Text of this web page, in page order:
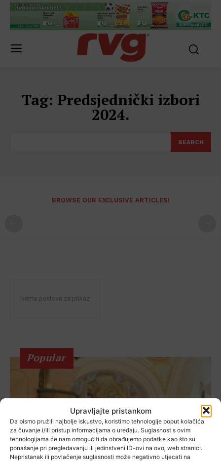
Upravljajte pristankom
Da bismo pružili najbolje iskustvo, koristimo tehnologije poput kolačića
za čuvanje i/ili pristup informacijama o uređaju. Suglasnost s ovim
tehnologijama će nam omogućiti da obrađujemo podatke kao što su
ponašanje pri pregledavanju ili jedinstveni ID-ovi na ovoj web stranici.
Nepristanak ili povlačenje suglasnosti može negativno utjecati na
Tag: Predsjednički izbori
2024.
SEARCH
BROWSE OUR EXCLUSIVE ARTICLES!
Nema postova za prikaz
Popular